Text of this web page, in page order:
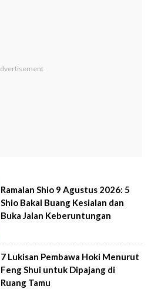
Ramalan Shio 9 Agustus 2026: 5
Shio Bakal Buang Kesialan dan
Buka Jalan Keberuntungan
7 Lukisan Pembawa Hoki Menurut
Feng Shui untuk Dipajang di
Ruang Tamu